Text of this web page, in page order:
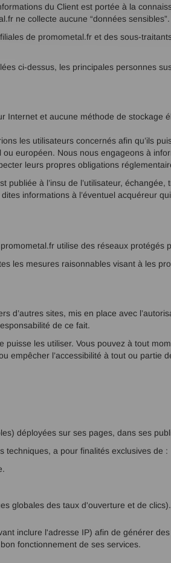
du Client est portée à la
ne collecte aucune “données sensibles”.
de promometal.fr et des sous-
ci-dessus, les principales personnes
et aucune méthode de
les utilisateurs concernés afin qu’ils
européen. Nous nous engageons à
leurs propres obligations
publiée à l’insu de l’utilisateur,
informations à l’éventuel acquéreur
utilise des réseaux protégés
les mesures raisonnables visant à les
d’autres sites, mis en place avec
de ce fait.
les utiliser. Vous pouvez à tout
empêcher l’accessibilité à tout ou partie
déployées sur ses pages, dans ses
techniques, a pour finalités exclusives de :
globales des taux d'ouverture et de clics).
inclure l'adresse IP) afin de générer
fonctionnement de ses services.